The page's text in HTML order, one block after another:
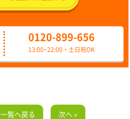
0120-899-656
13:00~22:00・土日祝OK
一覧へ戻る 次へ »